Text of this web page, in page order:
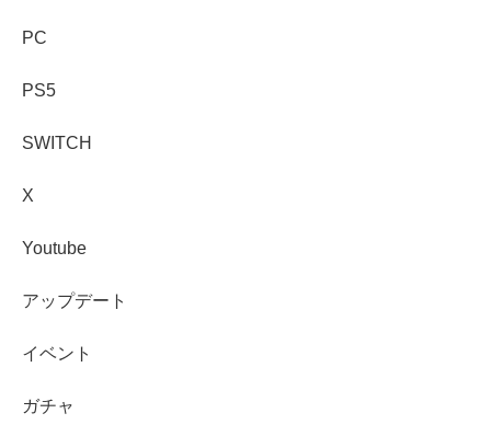
PC
PS5
SWITCH
X
Youtube
アップデート
イベント
ガチャ